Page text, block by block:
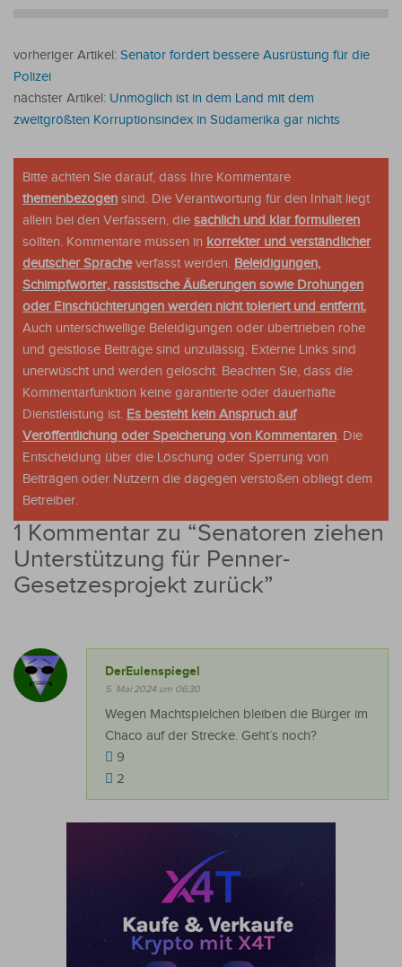
vorheriger Artikel: Senator fordert bessere Ausrüstung für die
Polizei
nächster Artikel: Unmöglich ist in dem Land mit dem
zweitgrößten Korruptionsindex in Südamerika gar nichts
Bitte achten Sie darauf, dass Ihre Kommentare
themenbezogen sind. Die Verantwortung für den Inhalt liegt
allein bei den Verfassern, die sachlich und klar formulieren
sollten. Kommentare müssen in korrekter und verständlicher
deutscher Spracheverfasst werden. Beleidigungen,
Schimpfwörter, rassistische Äußerungen sowie Drohungen
oder Einschüchterungen werden nicht toleriert und entfernt.
Auch unterschwellige Beleidigungen oder übertrieben rohe
und geistlose Beiträge sind unzulässig. Externe Links sind
unerwüscht und werden gelöscht. Beachten Sie, dass die
Kommentarfunktion keine garantierte oder dauerhafte
Dienstleistung ist. Es besteht kein Anspruch auf
Veröffentlichung oder Speicherung von Kommentaren. Die
Entscheidung über die Löschung oder Sperrung von
Beiträgen oder Nutzern die dagegen verstoßen obliegt dem
Betreiber.
1 Kommentar zu “Senatoren ziehen
Unterstützung für Penner-
Gesetzesprojekt zurück”
DerEulenspiegel
5. Mai 2024 um 06:30
Wegen Machtspielchen bleiben die Bürger im
Chaco auf der Strecke. Geht´s noch?
9
2